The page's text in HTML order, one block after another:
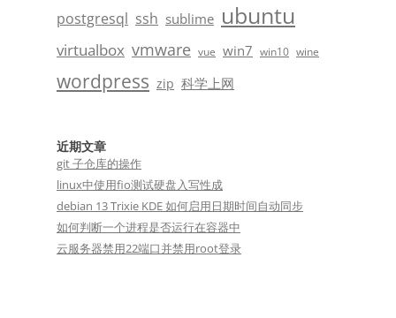
postgresql ssh sublime ubuntu
virtualbox vmware vue win7 win10 wine
wordpress zip 科学上网
近期文章
git 子仓库的操作
linux中使用fio测试硬盘入写性成
debian 13 Trixie KDE 如何启用日期时间自动同步
如何判断一个进程是否运行在容器中
云服务器禁用22端口并禁用root登录